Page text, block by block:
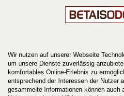
Salbe 100 mg/g
Povidon-Iod.
Anwendungsgebiete:
Betaisodona
Salbe wird wiederholt,
angewendet zur antiseptischen
geschädigter Haut, z.B.
Unterschenkelgeschwüre,
Verbrennungen, infizierten und